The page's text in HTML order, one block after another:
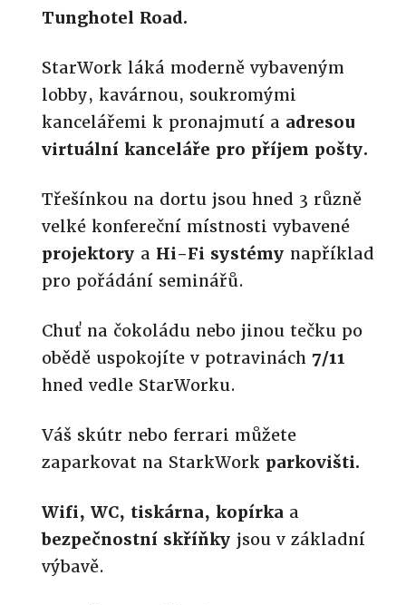
Tunghotel Road.
StarWork láká moderně vybaveným
lobby, kavárnou, soukromými
kancelářemi k pronajmutí a adresou
virtuální kanceláře pro příjem pošty.
Třešínkou na dortu jsou hned 3 různě
velké konfereční místnosti vybavené
projektory a Hi-Fi systémy například
pro pořádání seminářů.
Chuť na čokoládu nebo jinou tečku po
obědě uspokojíte v potravinách 7/11
hned vedle StarWorku.
Váš skútr nebo ferrari můžete
zaparkovat na StarkWork parkovišti.
Wifi, WC, tiskárna, kopírka a
bezpečnostní skříňky jsou v základní
výbavě.